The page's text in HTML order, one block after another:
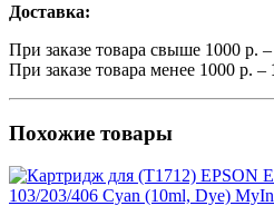
Доставка:
При заказе товара свыше 1000 р. –
При заказе товара менее 1000 р. –
Похожие товары